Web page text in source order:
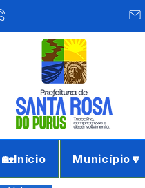
🏡Início Município🔽